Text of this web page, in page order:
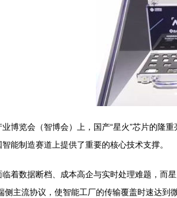
博览会（智博会）上，国产“星火”芯片的隆
能制造赛道上提供了重要的核心技术支撑。
着数据断档、成本高企与实时处理难题，而
侧主流协议，使智能工厂的传输覆盖时速达